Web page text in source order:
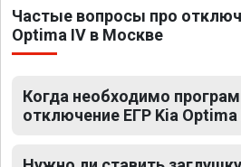
Частые вопросы про
Optima IV в Москве
Когда необходимо
отключение ЕГР Kia Optima